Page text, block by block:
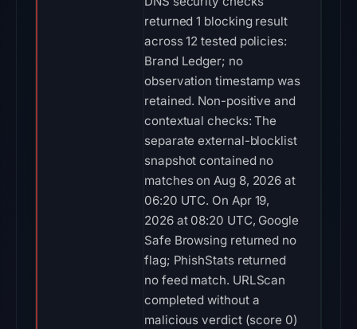
returned 1 blocking result
across 12 tested policies:
Brand Ledger; no
observation timestamp was
retained. Non-positive and
contextual checks: The
separate external-blocklist
snapshot contained no
matches on Aug 8, 2026 at
06:20 UTC. On Apr 19,
2026 at 08:20 UTC, Google
Safe Browsing returned no
flag; PhishStats returned
no feed match. URLScan
completed without a
malicious verdict (score 0)